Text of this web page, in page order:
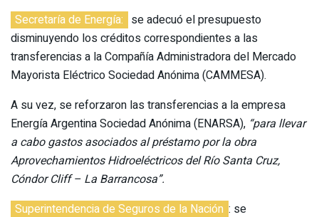
Secretaría de Energía: se adecuó el presupuesto
disminuyendo los créditos correspondientes a las
transferencias a la Compañía Administradora del Mercado
Mayorista Eléctrico Sociedad Anónima (CAMMESA).
A su vez, se reforzaron las transferencias a la empresa
Energía Argentina Sociedad Anónima (ENARSA), “para llevar
a cabo gastos asociados al préstamo por la obra
Aprovechamientos Hidroeléctricos del Río Santa Cruz,
Cóndor Cliff – La Barrancosa”.
Superintendencia de Seguros de la Nación : se